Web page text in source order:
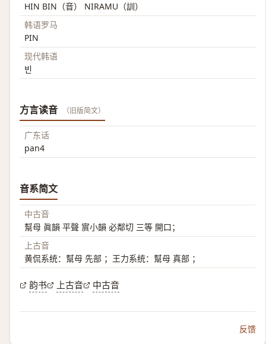
HIN BIN（音） NIRAMU（訓）
韩语罗马
PIN
现代韩语
빈
方言读音 （旧版简文）
广东话
pan4
音系简文
中古音
幫母 眞韻 平聲 賔小韻 必鄰切 三等 開口；
上古音
黄侃系统：幫母 先部 ；王力系统：幫母 真部 ；
韵书 上古音 中古音
反馈